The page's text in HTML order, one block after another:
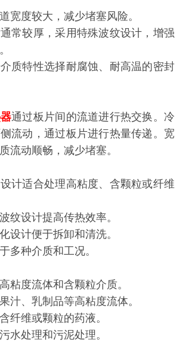
宽度较大，减少堵塞风险。
常较厚，采用特殊波纹设计，增强
质特性选择耐腐蚀、耐高温的密封
通过板片间的流道进行热交换。冷
流动，通过板片进行热量传递。宽
流动顺畅，减少堵塞。
计适合处理高粘度、含颗粒或纤维
纹设计提高传热效率。
设计便于拆卸和清洗。
多种介质和工况。
粘度流体和含颗粒介质。
汁、乳制品等高粘度流体。
纤维或颗粒的药液。
水处理和污泥处理。